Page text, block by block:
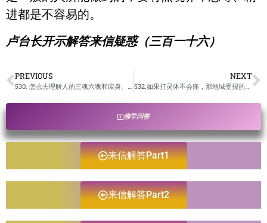
进都是不容易的。
卢台长开示解答来信疑惑（三百一十六）
PREVIOUS
530. 怎么去理解人的三魂六魄和应身、法身、报身的关系？是否三个身都有三魂和六魄？/卢台长开示解答来信疑惑
NEXT
532.如果打灵体不会痛，那地域受报的痛彻心扉怎么理解呢？/卢台长开示解答来信疑惑
佛学问答
来信解答Part1
来信解答Part2